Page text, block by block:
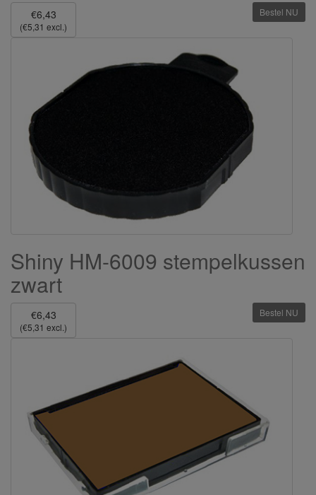
€6,43
(€5,31 excl.)
Bestel NU
Shiny HM-6009 stempelkussen
zwart
€6,43
(€5,31 excl.)
Bestel NU